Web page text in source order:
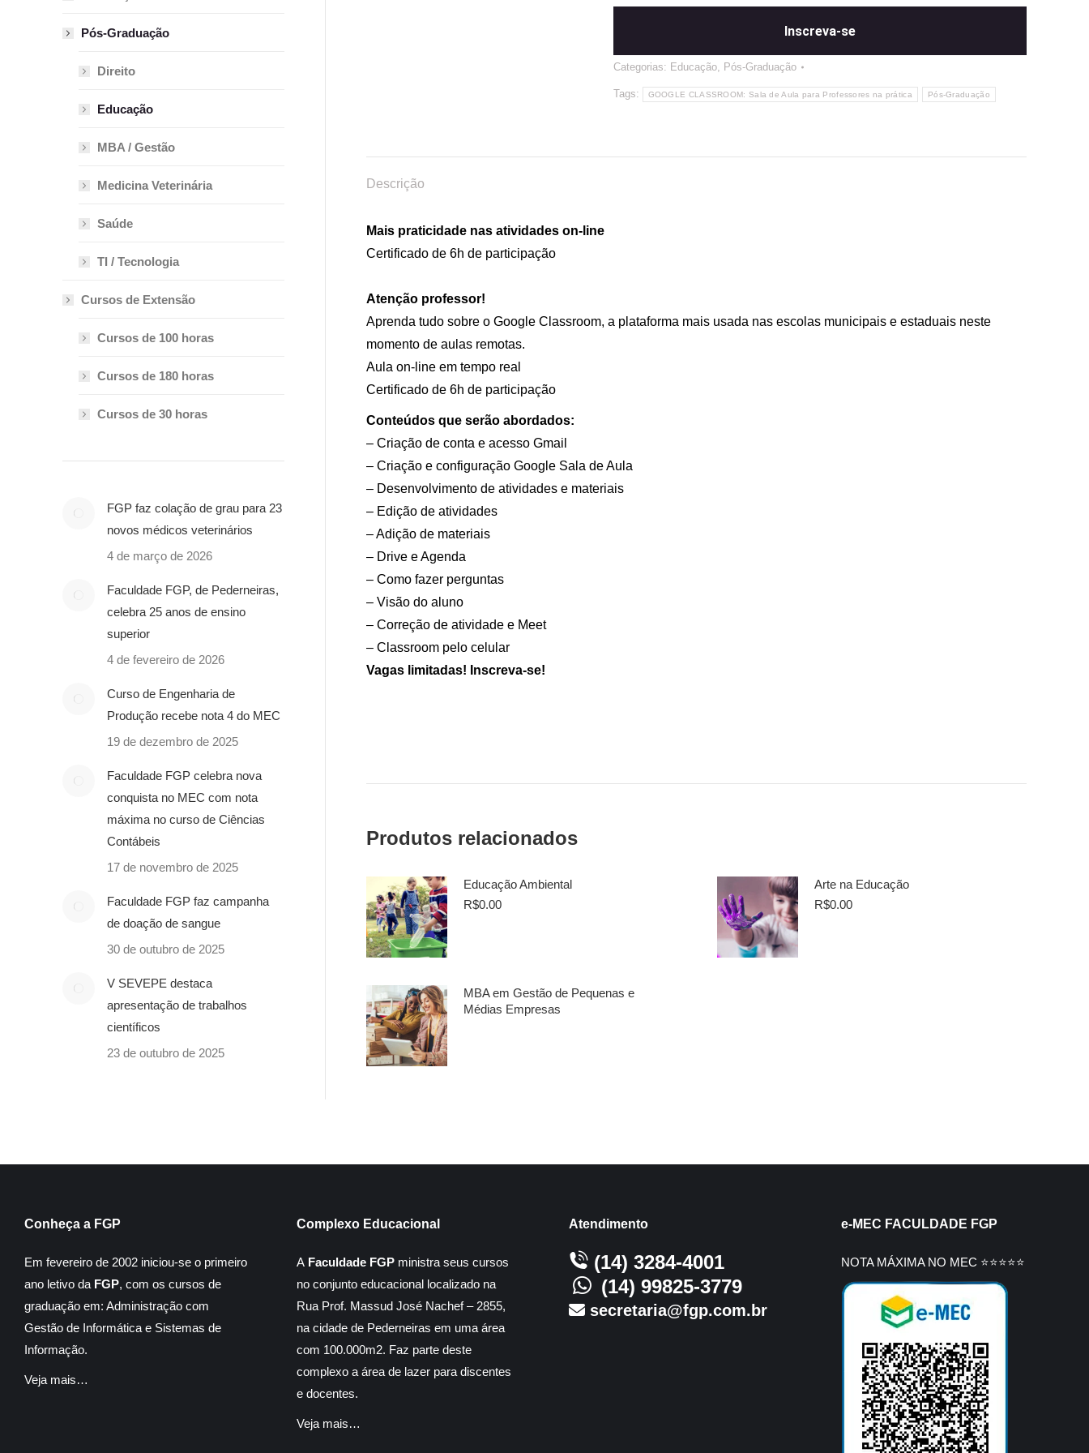
Inscreva-se
Categorias: Educação, Pós-Graduação
Tags: GOOGLE CLASSROOM: Sala de Aula para Professores na prática Pós-Graduação
Descrição
Mais praticidade nas atividades on-line
Certificado de 6h de participação
Atenção professor!
Aprenda tudo sobre o Google Classroom, a plataforma mais usada nas escolas municipais e estaduais neste
momento de aulas remotas.
Aula on-line em tempo real
Certificado de 6h de participação
Conteúdos que serão abordados:
– Criação de conta e acesso Gmail
– Criação e configuração Google Sala de Aula
– Desenvolvimento de atividades e materiais
– Edição de atividades
– Adição de materiais
– Drive e Agenda
– Como fazer perguntas
– Visão do aluno
– Correção de atividade e Meet
– Classroom pelo celular
Vagas limitadas! Inscreva-se!
Produtos relacionados
Educação Ambiental
R$0.00
Arte na Educação
R$0.00
MBA em Gestão de Pequenas e
Médias Empresas
Pós-Graduação
Direito
Educação
MBA / Gestão
Medicina Veterinária
Saúde
TI / Tecnologia
Cursos de Extensão
Cursos de 100 horas
Cursos de 180 horas
Cursos de 30 horas
FGP faz colação de grau para 23
novos médicos veterinários
4 de março de 2026
Faculdade FGP, de Pederneiras,
celebra 25 anos de ensino
superior
4 de fevereiro de 2026
Curso de Engenharia de
Produção recebe nota 4 do MEC
19 de dezembro de 2025
Faculdade FGP celebra nova
conquista no MEC com nota
máxima no curso de Ciências
Contábeis
17 de novembro de 2025
Faculdade FGP faz campanha
de doação de sangue
30 de outubro de 2025
V SEVEPE destaca
apresentação de trabalhos
científicos
23 de outubro de 2025
Conheça a FGP
Em fevereiro de 2002 iniciou-se o primeiro
ano letivo da FGP, com os cursos de
graduação em: Administração com
Gestão de Informática e Sistemas de
Informação.
Veja mais…
Complexo Educacional
A Faculdade FGP ministra seus cursos
no conjunto educacional localizado na
Rua Prof. Massud José Nachef – 2855,
na cidade de Pederneiras em uma área
com 100.000m2. Faz parte deste
complexo a área de lazer para discentes
e docentes.
Veja mais…
Atendimento
(14) 3284-4001
(14) 99825-3779
secretaria@fgp.com.br
e-MEC FACULDADE FGP
NOTA MÁXIMA NO MEC ⭐⭐⭐⭐⭐